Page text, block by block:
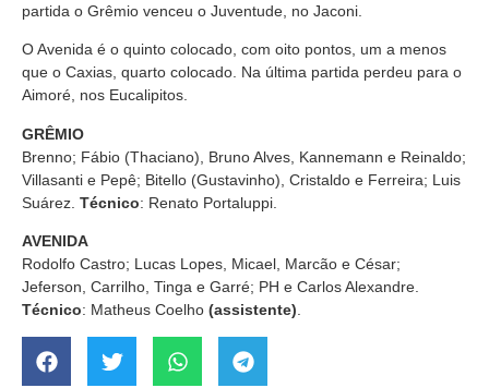
partida o Grêmio venceu o Juventude, no Jaconi.
O Avenida é o quinto colocado, com oito pontos, um a menos
que o Caxias, quarto colocado. Na última partida perdeu para o
Aimoré, nos Eucalipitos.
GRÊMIO
Brenno; Fábio (Thaciano), Bruno Alves, Kannemann e Reinaldo;
Villasanti e Pepê; Bitello (Gustavinho), Cristaldo e Ferreira; Luis
Suárez. Técnico: Renato Portaluppi.
AVENIDA
Rodolfo Castro; Lucas Lopes, Micael, Marcão e César;
Jeferson, Carrilho, Tinga e Garré; PH e Carlos Alexandre.
Técnico: Matheus Coelho (assistente)